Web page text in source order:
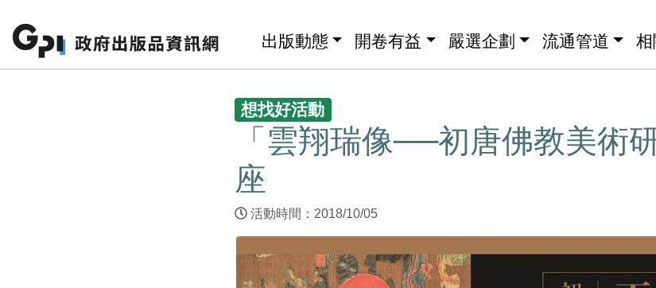
出版動態 開卷有益 嚴選企劃 流通管道 相
想找好活動
「雲翔瑞像──初唐佛教美術
座
活動時間：2018/10/05